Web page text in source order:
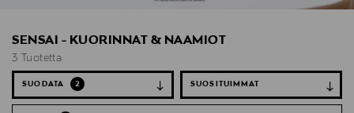
SENSAI - KUORINNAT & NAAMIOT
3 Tuotetta
SUODATA 2